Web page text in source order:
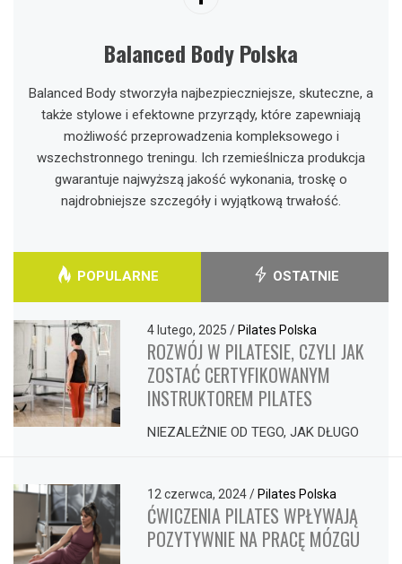
Balanced Body Polska
Balanced Body stworzyła najbezpieczniejsze, skuteczne, a
także stylowe i efektowne przyrządy, które zapewniają
możliwość przeprowadzenia kompleksowego i
wszechstronnego treningu. Ich rzemieślnicza produkcja
gwarantuje najwyższą jakość wykonania, troskę o
najdrobniejsze szczegóły i wyjątkową trwałość.
POPULARNE OSTATNIE
4 lutego, 2025/ Pilates Polska
ROZWÓJ W PILATESIE, CZYLI JAK
ZOSTAĆ CERTYFIKOWANYM
INSTRUKTOREM PILATES
NIEZALEŻNIE OD TEGO, JAK DŁUGO
12 czerwca, 2024/ Pilates Polska
ĆWICZENIA PILATES WPŁYWAJĄ
POZYTYWNIE NA PRACĘ MÓZGU